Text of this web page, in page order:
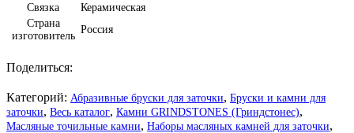
Связка
Керамическая
Страна
изготовитель
Россия
Поделиться:
Категорий: Абразивные бруски для заточки, Бруски и камни для
заточки, Весь каталог, Камни GRINDSTONES (Гриндстонес),
Масляные точильные камни, Наборы масляных камней для заточки,